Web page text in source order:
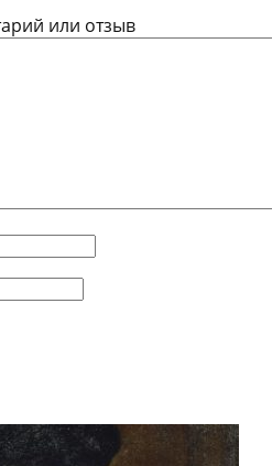
или отзыв